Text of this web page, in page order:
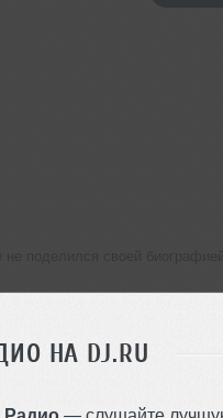
НА DJ.RU
Радио — слушайте